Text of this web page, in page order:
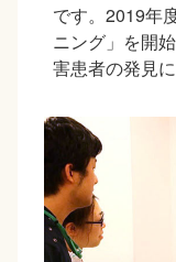
です。2019年
ニング」を開
害患者の発見